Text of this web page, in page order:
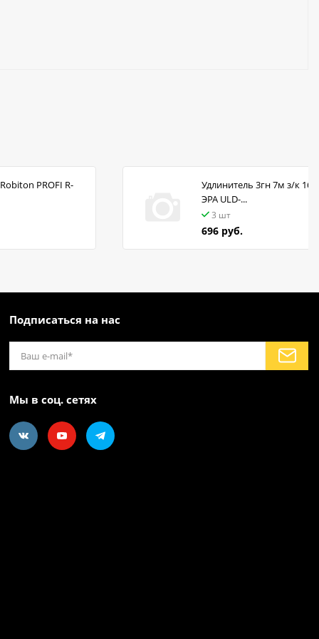
PROFI R-
Удлинитель 3гн 7м з/к 16А
ЭРА ULD-...
3 шт
696 руб.
Подписаться на нас
Мы в соц. сетях